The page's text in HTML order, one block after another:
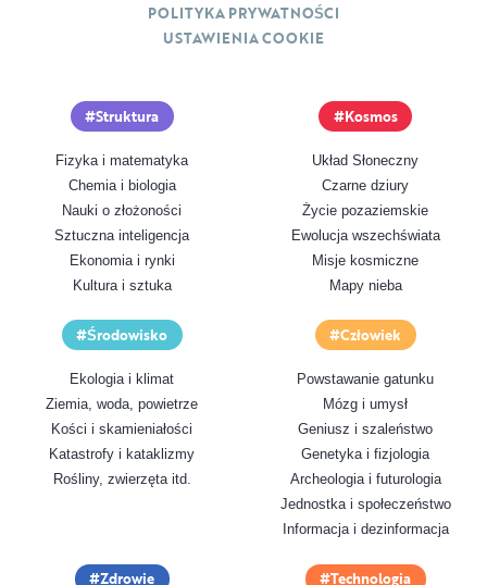
Struktura
Fizyka i matematyka
Chemia i biologia
Nauki o złożoności
Sztuczna inteligencja
Ekonomia i rynki
Kultura i sztuka
Kosmos
Układ Słoneczny
Czarne dziury
Życie pozaziemskie
Ewolucja wszechświata
Misje kosmiczne
Mapy nieba
Środowisko
Ekologia i klimat
Ziemia, woda, powietrze
Kości i skamieniałości
Katastrofy i kataklizmy
Rośliny, zwierzęta itd.
Człowiek
Powstawanie gatunku
Mózg i umysł
Geniusz i szaleństwo
Genetyka i fizjologia
Archeologia i futurologia
Jednostka i społeczeństwo
Informacja i dezinformacja
Zdrowie Technologia
POLITYKA PRYWATNOŚCI
USTAWIENIA COOKIE